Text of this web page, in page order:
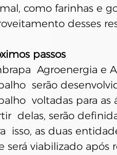
como farinhas e
desses
passos
Agroenergia e
serão
voltadas para as
delas, serão
isso, as duas
será viabilizado após